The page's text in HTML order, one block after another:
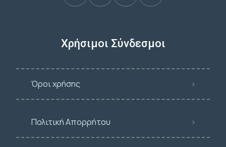
Χρήσιμοι Σύνδεσμοι
Όροι χρήσης
Πολιτική Απορρήτου